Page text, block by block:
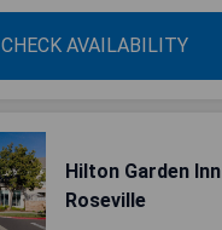
CHECK AVAILABILITY
Hilton Garden Inn
Roseville